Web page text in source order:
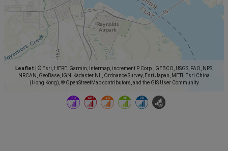
Leaflet
© Esri, HERE, Garmin, Intermap, increment P Corp., GEBCO, USGS, FAO, NPS,
NRCAN, GeoBase, IGN, Kadaster NL, Ordnance Survey, Esri Japan, METI, Esri China
(Hong Kong), © OpenStreetMap contributors, and the GIS User Community